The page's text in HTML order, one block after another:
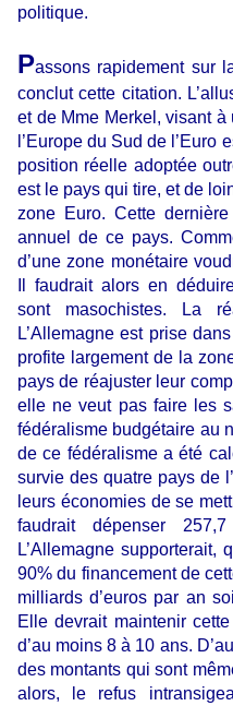
politique.
Passons rapidement sur
conclut cette citation.
et de Mme Merkel, visant
l’Europe du Sud de l’Euro
position réelle adoptée
est le pays qui tire, et de
zone Euro. Cette
annuel de ce pays.
d’une zone monétaire
Il faudrait alors en
sont masochistes. La
L’Allemagne est prise
profite largement de la
pays de réajuster leur
elle ne veut pas faire les
fédéralisme budgétaire au
de ce fédéralisme a été
survie des quatre pays de
leurs économies de se
faudrait dépenser
L’Allemagne supporterait,
90% du financement de
milliards d’euros par an
Elle devrait maintenir
d’au moins 8 à 10 ans.
des montants qui sont
alors, le refus